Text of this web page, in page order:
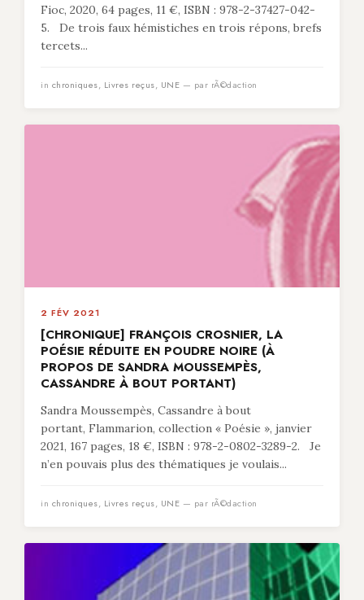
Fioc, 2020, 64 pages, 11 €, ISBN : 978-2-37427-042-
5. De trois faux hémistiches en trois répons, brefs
tercets...
in chroniques, Livres reçus, UNE — par rÃ©daction
2 FÉV 2021
[CHRONIQUE] FRANÇOIS CROSNIER, LA
POÉSIE RÉDUITE EN POUDRE NOIRE (À
PROPOS DE SANDRA MOUSSEMPÈS,
CASSANDRE À BOUT PORTANT)
Sandra Moussempès, Cassandre à bout
portant, Flammarion, collection « Poésie », janvier
2021, 167 pages, 18 €, ISBN : 978-2-0802-3289-2. Je
n’en pouvais plus des thématiques je voulais...
in chroniques, Livres reçus, UNE — par rÃ©daction